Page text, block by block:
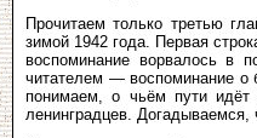
Прочитаем только третью
зимой 1942 года. Первая
воспоминание ворвалось в
читателем — воспоминание о
понимаем, о чьём пути
ленинградцев.